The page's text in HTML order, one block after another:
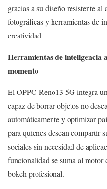
gracias a su diseño resistente al
fotográficas y herramientas de
creatividad.
Herramientas de inteligencia
momento
El OPPO Reno13 5G integra
capaz de borrar objetos no
automáticamente y optimizar
para quienes desean compartir
sociales sin necesidad de
funcionalidad se suma al motor
bokeh profesional.